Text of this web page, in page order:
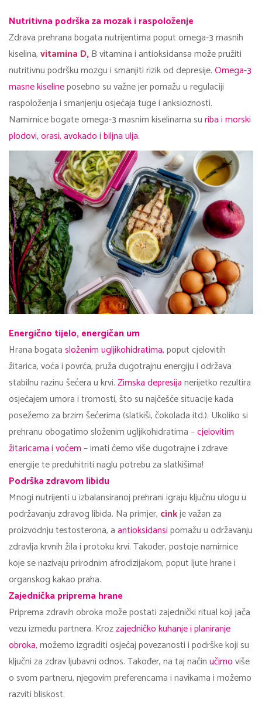
Nutritivna podrška za mozak i raspoloženje
Zdrava prehrana bogata nutrijentima poput omega-3 masnih
kiselina,vitamina D, B vitamina i antioksidansa može pružiti
nutritivnu podršku mozgu i smanjiti rizik od depresije.Omega-3
masne kiselineposebno su važne jer pomažu u regulaciji
raspoloženja i smanjenju osjećaja tuge i anksioznosti.
Namirnice bogate omega-3 masnim kiselinama suriba i morski
plodovi, orasi, avokado i biljna ulja.
Energično tijelo, energičan um
Hrana bogatasloženim ugljikohidratima,poput cjelovitih
žitarica, voća i povrća, pruža dugotrajnu energiju i održava
stabilnu razinu šećera u krvi.Zimska depresijanerijetko rezultira
osjećajem umora i tromosti, što su najčešće situacije kada
posežemo za brzim šećerima (slatkiši, čokolada itd.). Ukoliko si
prehranu obogatimo složenim ugljikohidratima –cjelovitim
žitaricama i voćem– imati ćemo više dugotrajne i zdrave
energije te preduhitriti naglu potrebu za slatkišima!
Podrška zdravom libidu
Mnogi nutrijenti u izbalansiranoj prehrani igraju ključnu ulogu u
podržavanju zdravog libida. Na primjer, cinkje važan za
proizvodnju testosterona, aantioksidansipomažu u održavanju
zdravlja krvnih žila i protoku krvi. Također, postoje namirnice
koje se nazivaju prirodnim afrodizijakom, poput ljute hrane i
organskog kakao praha.
Zajednička priprema hrane
Priprema zdravih obroka može postati zajednički ritual koji jača
vezu između partnera. Krozzajedničko kuhanje i planiranje
obroka,možemo izgraditi osjećaj povezanosti i podrške koji su
ključni za zdrav ljubavni odnos. Također, na taj načinučimoviše
o svom partneru, njegovim preferencama i navikama i možemo
razviti bliskost.